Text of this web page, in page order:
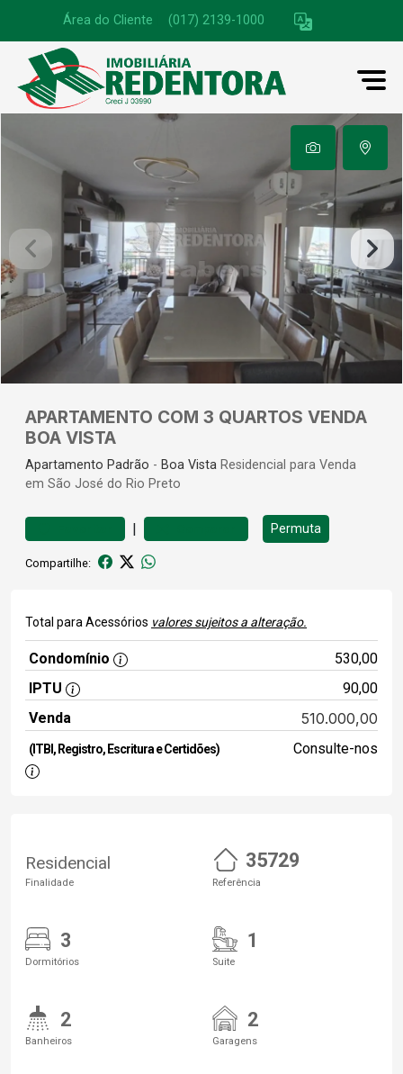
Área do Cliente (017) 2139-1000
APARTAMENTO COM 3 QUARTOS VENDA
BOA VISTA
Apartamento Padrão - Boa Vista Residencial para Venda
em São José do Rio Preto
| Permuta
Compartilhe:
Total para Acessórios valores sujeitos a alteração.
Condomínio
530,00
IPTU
90,00
Venda
510.000,00
(ITBI, Registro, Escritura e Certidões) Consulte-nos
Residencial
Finalidade
35729
Referência
3
Dormitórios
1
Suite
2
Banheiros
2
Garagens